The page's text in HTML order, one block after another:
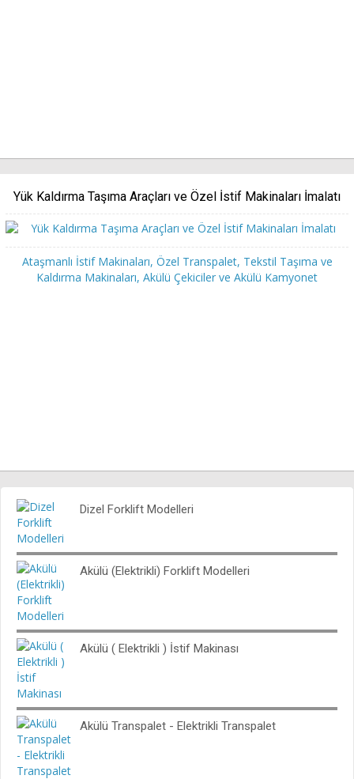
Yük Kaldırma Taşıma Araçları ve Özel İstif Makinaları İmalatı
Ataşmanlı İstif Makinaları, Özel Transpalet, Tekstil Taşıma ve
Kaldırma Makinaları, Akülü Çekiciler ve Akülü Kamyonet
Dizel Forklift Modelleri
Akülü (Elektrikli) Forklift Modelleri
Akülü ( Elektrikli ) İstif Makinası
Akülü Transpalet - Elektrikli Transpalet